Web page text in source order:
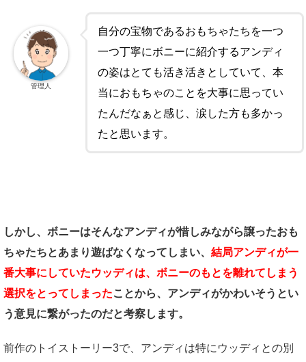
自分の宝物であるおもちゃたちを一つ
一つ丁寧にボニーに紹介するアンディ
の姿はとても活き活きとしていて、本
当におもちゃのことを大事に思ってい
たんだなぁと感じ、涙した方も多かっ
たと思います。
管理人
しかし、ボニーはそんなアンディが惜しみながら譲ったおも
ちゃたちとあまり遊ばなくなってしまい、 結局アンディが一
番大事にしていたウッディは、ボニーのもとを離れてしまう
選択をとってしまったことから、アンディがかわいそうとい
う意見に繋がったのだと考察します。
前作のトイストーリー3で、アンディは特にウッディとの別